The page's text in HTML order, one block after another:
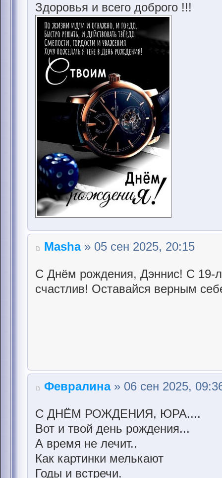
Здоровья и всего доброго !!!
Masha» 05 сен 2025, 20:15
С Днём рождения, Дэннис! С 19-
счастлив! Оставайся верным
Февралина» 06 сен 2025,
С ДНЁМ РОЖДЕНИЯ, ЮРА....
Вот и твой день рождения...
А время не лечит..
Как картинки мелькают
Годы и встречи.